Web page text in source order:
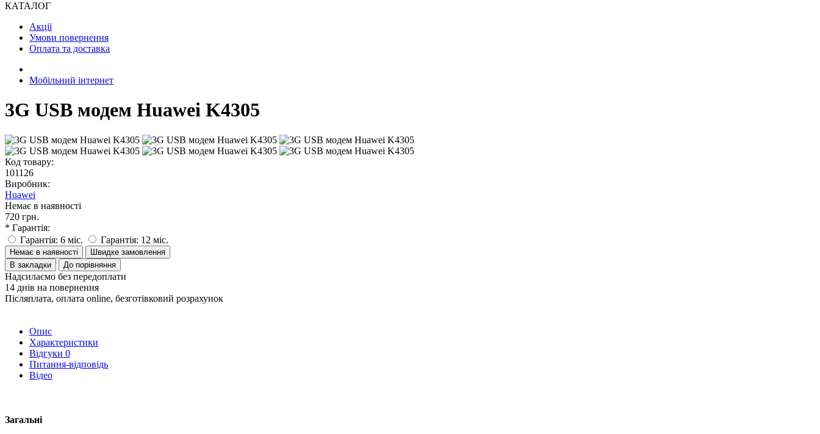
КАТАЛОГ
Акції
Умови повернення
Оплата та доставка
Мобільний інтернет
3G USB модем Huawei K4305
Код товару:
101126
Виробник:
Huawei
Немає в наявності
720 грн.
* Гарантія:
Гарантія: 6 міс.
Гарантія: 12 міс.
Немає в наявності
Швидке замовлення
В закладки
До порівняння
Надсилаємо без передоплати
14 днів на повернення
Післяплата, оплата online, безготівковий розрахунок
Опис
Характеристики
Відгуки 0
Питання-відповідь
Відео
Загальні